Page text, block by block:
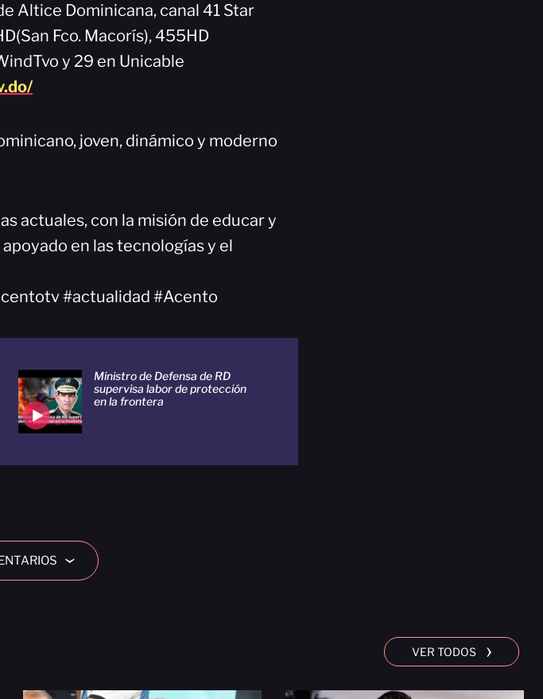
Altice Dominicana, canal 41 Star
Fco. Macorís), 455HD
y 29 en Unicable
joven, dinámico y moderno
actuales, con la misión de educar y
en las tecnologías y el
#actualidad #Acento
Ministro de Defensa de RD
supervisa labor de protección
en la frontera
›
VER TODOS ›